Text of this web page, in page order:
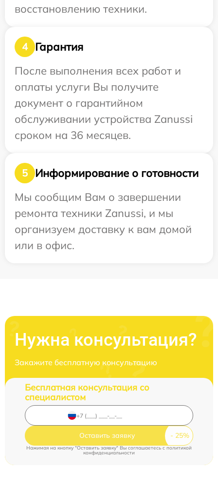
восстановлению техники.
4
Гарантия
После выполнения всех работ и
оплаты услуги Вы получите
документ о гарантийном
обслуживании устройства Zanussi
сроком на 36 месяцев.
5
Информирование о готовности
Мы сообщим Вам о завершении
ремонта техники Zanussi, и мы
организуем доставку к вам домой
или в офис.
Нужна консультация?
Закажите бесплатную консультацию
Бесплатная консультация со
специалистом
Оставить заявку
Нажимая на кнопку "Оставить заявку" Вы соглашаетесь cполитикой
конфиденциальности